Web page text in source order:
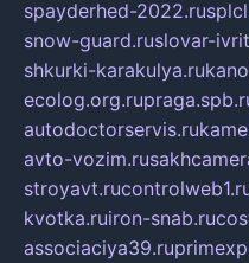
spayderhed-2022.ru
snow-guard.ruslovar-
shkurki-karakulya.ru
ecolog.org.ru
autodoctorservis.ru
avto-vozim.ru
stroyavt.ru
kvotka.ruiron-snab.ru
associaciya39.ru